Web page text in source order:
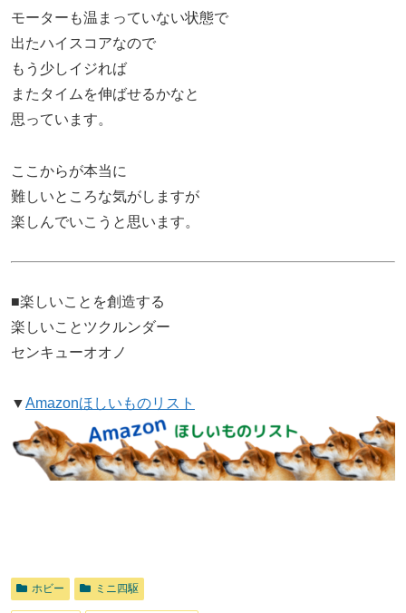
モーターも温まっていない状態で
出たハイスコアなので
もう少しイジれば
またタイムを伸ばせるかなと
思っています。
ここからが本当に
難しいところな気がしますが
楽しんでいこうと思います。
■楽しいことを創造する
楽しいことツクルンダー
センキューオオノ
▼Amazonほしいものリスト
ホビー ミニ四駆